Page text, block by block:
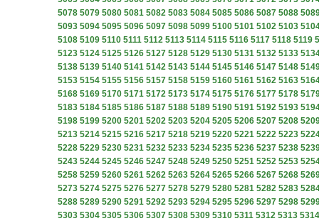
5078 5079 5080 5081 5082 5083 5084 5085 5086 5087 5088
5093 5094 5095 5096 5097 5098 5099 5100 5101 5102 5103
5108 5109 5110 5111 5112 5113 5114 5115 5116 5117 5118 5119
5123 5124 5125 5126 5127 5128 5129 5130 5131 5132 5133
5138 5139 5140 5141 5142 5143 5144 5145 5146 5147 5148
5153 5154 5155 5156 5157 5158 5159 5160 5161 5162 5163
5168 5169 5170 5171 5172 5173 5174 5175 5176 5177 5178
5183 5184 5185 5186 5187 5188 5189 5190 5191 5192 5193
5198 5199 5200 5201 5202 5203 5204 5205 5206 5207 5208
5213 5214 5215 5216 5217 5218 5219 5220 5221 5222 5223
5228 5229 5230 5231 5232 5233 5234 5235 5236 5237 5238
5243 5244 5245 5246 5247 5248 5249 5250 5251 5252 5253
5258 5259 5260 5261 5262 5263 5264 5265 5266 5267 5268
5273 5274 5275 5276 5277 5278 5279 5280 5281 5282 5283
5288 5289 5290 5291 5292 5293 5294 5295 5296 5297 5298
5303 5304 5305 5306 5307 5308 5309 5310 5311 5312 5313 5314